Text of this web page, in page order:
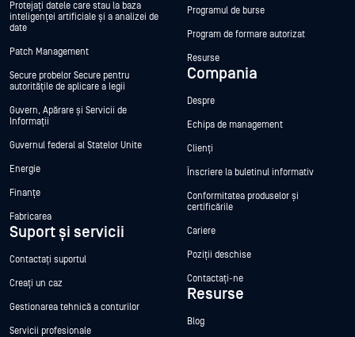
Protejați datele care stau la baza
inteligenței artificiale și a analizei de
date
Patch Management
Secure probelor Secure pentru
autoritățile de aplicare a legii
Guvern, Apărare și Servicii de
Informații
Guvernul federal al Statelor Unite
Energie
Finanțe
Fabricarea
Suport și servicii
Contactați suportul
Creați un caz
Gestionarea tehnică a conturilor
Servicii profesionale
Programul de burse
Program de formare autorizat
Resurse
Compania
Despre
Echipa de management
Clienți
Înscriere la buletinul informativ
Conformitatea produselor și
certificările
Cariere
Poziții deschise
Contactați-ne
Resurse
Blog